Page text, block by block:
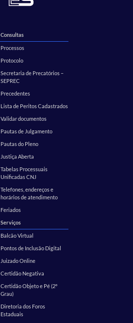
Consultas
Processos
Protocolo
Secretaria de Precatórios –
SEPREC
Precedentes
Lista de Peritos Cadastrados
Validar documentos
Pautas de Julgamento
Pautas do Pleno
Justiça Aberta
Tabelas Processuais
Unificadas CNJ
Telefones, endereços e
horários de atendimento
Feriados
Serviços
Balcão Virtual
Pontos de Inclusão Digital
Juizado Online
Certidão Negativa
Certidão Objeto e Pé (2º
Grau)
Diretoria dos Foros
Estaduais